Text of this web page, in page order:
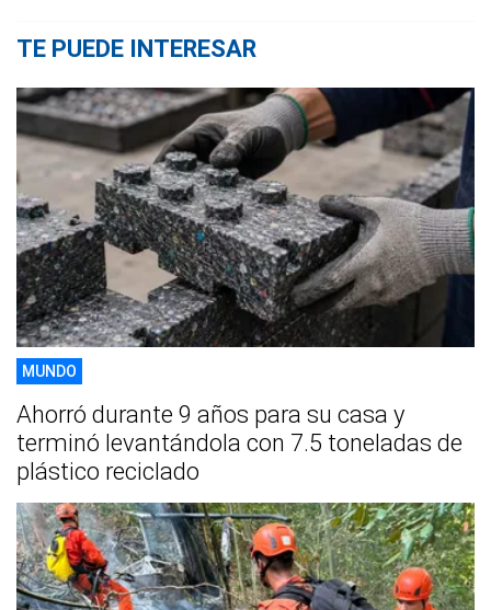
TE PUEDE INTERESAR
MUNDO
Ahorró durante 9 años para su casa y
terminó levantándola con 7.5 toneladas de
plástico reciclado